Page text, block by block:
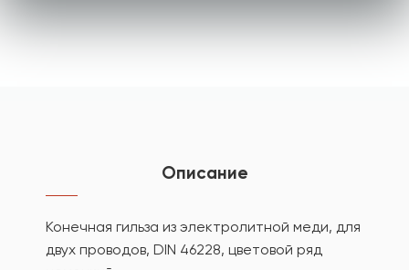
Описание
Конечная гильза из электролитной меди, для
двух проводов, DIN 46228, цветовой ряд